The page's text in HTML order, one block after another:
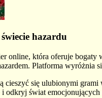
hazardu
online, która oferuje
Platforma wyróżnia
się ulubionymi
odkryj świat